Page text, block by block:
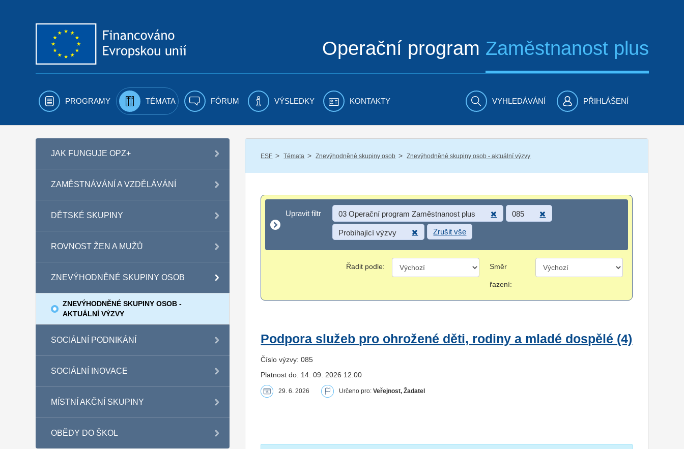
Operační program Zaměstnanost plus
PROGRAMY TÉMATA FÓRUM VÝSLEDKY KONTAKTY VYHLEDÁVÁNÍ PŘIHLÁŠENÍ
JAK FUNGUJE OPZ+
ZAMĚSTNÁVÁNÍ A VZDĚLÁVÁNÍ
DĚTSKÉ SKUPINY
ROVNOST ŽEN A MUŽŮ
ZNEVÝHODNĚNÉ SKUPINY OSOB
ZNEVÝHODNĚNÉ SKUPINY OSOB -
AKTUÁLNÍ VÝZVY
SOCIÁLNÍ PODNIKÁNÍ
SOCIÁLNÍ INOVACE
MÍSTNÍ AKČNÍ SKUPINY
OBĚDY DO ŠKOL
ESF / Témata / Znevýhodněné skupiny osob / Znevýhodněné skupiny osob - aktuální výzvy
Upravit filtr
Upravit filtr 03 Operační program Zaměstnanost plus 085
Probíhající výzvy Zrušit vše
Řadit podle: Směr
řazení:
Podpora služeb pro ohrožené děti, rodiny a mladé dospělé (4)
Číslo výzvy: 085
Platnost do: 14. 09. 2026 12:00
29. 6. 2026 Určeno pro:Veřejnost, Žadatel